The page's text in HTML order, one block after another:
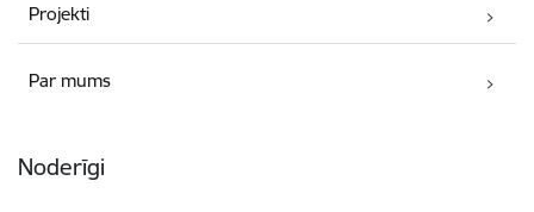
Projekti
Par mums
Noderīgi